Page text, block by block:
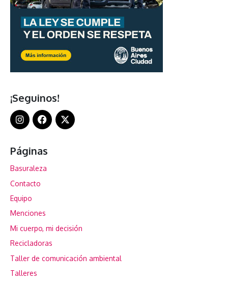
¡Seguinos!
Páginas
Basuraleza
Contacto
Equipo
Menciones
Mi cuerpo, mi decisión
Recicladoras
Taller de comunicación ambiental
Talleres